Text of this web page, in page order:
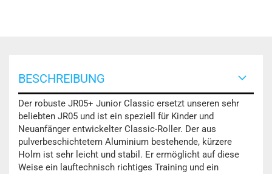
BESCHREIBUNG
Der robuste JR05+ Junior Classic ersetzt unseren sehr
beliebten JR05 und ist ein speziell für Kinder und
Neuanfänger entwickelter Classic-Roller. Der aus
pulverbeschichtetem Aluminium bestehende, kürzere
Holm ist sehr leicht und stabil. Er ermöglicht auf diese
Weise ein lauftechnisch richtiges Training und ein